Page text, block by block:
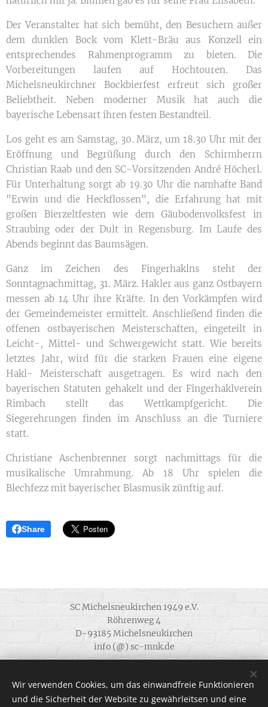
Der Veranstalter hat sich bemüht, den Besuchern außer
dem dunklen Bock vom Klett-Bräu aus Konzell ein
entsprechendes Rahmenprogramm zu bieten. Die
Vorbereitungen laufen auf Hochtouren. Das
Michelsneukirchner Bockbierfest erfreut sich großer
Beliebtheit. Neben moderner Musik hat auch die
bayerische Lebensart ihren festen Bestandteil.
Los geht es am Samstag, 30. März, um 18.30 Uhr mit der
Eröffnung und Begrüßung durch den Schirmherrn
Christian Raab und den SC-Vorsitzenden André Höcherl.
Für Unterhaltung sorgt ab 19.30 Uhr die namhafte Band
"Erwin und die Heckflossen", die Erfahrung hat mit
großen Bierzeltfesten wie dem Gäubodenvolksfest in
Straubing oder der Dult in Regensburg. Im Laufe des
Abends beginnt das Baumsägen.
Ganz im Zeichen des Fingerhaklns steht der
Sonntagnachmittag, 31. März. Hakler aus ganz Ostbayern
messen ab 14 Uhr ihre Kräfte. In den Vorkämpfen wird
der Gemeindemeister ermittelt. Anschließend finden die
offenen ostbayerischen Meisterschaften, eingeteilt in
Leicht-, Mittel- und Schwergewicht statt. Wie bereits
letztes Jahr, wird für die starken Frauen eine eigene
Hakl- Meisterschaft ausgetragen. Es wird nach den
bayerischen Statuten gehakelt und der Fingerhaklverein
Rimbach stellt das Wettkampfgericht. Die
Siegerehrungen finden im Anschluss an die Turniere
statt.
Christiane Aschenbrenner sorgt nachmittags für die
musikalische Umrahmung. Ab 18 Uhr spielen die
Blechfezz mit bayerischer Blasmusik zünftig auf.
Share
SC Michelsneukirchen 1949 e.V.
Röhrenweg 4
D-93185 Michelsneukirchen
info (@) sc-mnk.de
.
Wir verwenden Cookies, um das einwandfreie Funktionieren
und die Sicherheit der Website zu gewährleitsen und eine